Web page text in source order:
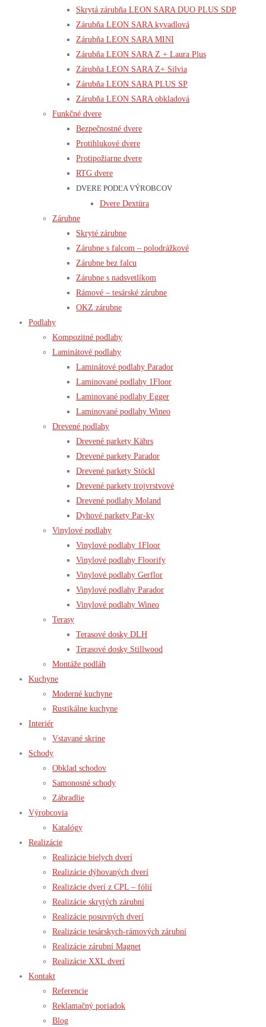
Skrytá zárubňa LEON SARA DUO PLUS SDP
Zárubňa LEON SARA kyvadlová
Zárubňa LEON SARA MINI
Zárubňa LEON SARA Z + Laura Plus
Zárubňa LEON SARA Z+ Silvia
Zárubňa LEON SARA PLUS SP
Zárubňa LEON SARA obkladová
Funkčné dvere
Bezpečnostné dvere
Protihlukové dvere
Protipožiarne dvere
RTG dvere
DVERE PODĽA VÝROBCOV
Dvere Dextüra
Zárubne
Skryté zárubne
Zárubne s falcom – polodrážkové
Zárubne bez falcu
Zárubne s nadsvetlíkom
Rámové – tesárské zárubne
OKZ zárubne
Podlahy
Kompozitné podlahy
Laminátové podlahy
Laminátové podlahy Parador
Laminované podlahy 1Floor
Laminované podlahy Egger
Laminované podlahy Wineo
Drevené podlahy
Drevené parkety Kährs
Drevené parkety Parador
Drevené parkety Stöckl
Drevené parkety trojvrstvové
Drevené podlahy Moland
Dyhové parkety Par-ky
Vinylové podlahy
Vinylové podlahy 1Floor
Vinylové podlahy Floorify
Vinylové podlahy Gerflor
Vinylové podlahy Parador
Vinylové podlahy Wineo
Terasy
Terasové dosky DLH
Terasové dosky Stillwood
Montáže podláh
Kuchyne
Moderné kuchyne
Rustikálne kuchyne
Interiér
Vstavané skrine
Schody
Obklad schodov
Samonosné schody
Zábradlie
Výrobcovia
Katalógy
Realizácie
Realizácie bielych dverí
Realizácie dýhovaných dverí
Realizácie dverí z CPL – fólií
Realizácie skrytých zárubní
Realizácie posuvných dverí
Realizácie tesárskych-rámových zárubní
Realizácie zárubní Magnet
Realizácie XXL dverí
Kontakt
Referencie
Reklamačný poriadok
Blog